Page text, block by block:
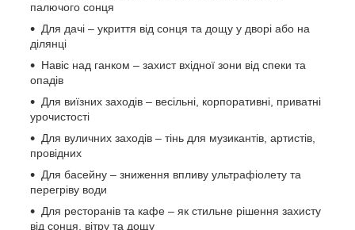
палючого сонця
Для дачі – укриття від сонця та дощу у дворі або на
ділянці
Навіс над ганком – захист вхідної зони від спеки та
опадів
Для виїзних заходів – весільні, корпоративні, приватні
урочистості
Для вуличних заходів – тінь для музикантів, артистів,
провідних
Для басейну – зниження впливу ультрафіолету та
перегріву води
Для ресторанів та кафе – як стильне рішення захисту
від сонця, вітру та дощу